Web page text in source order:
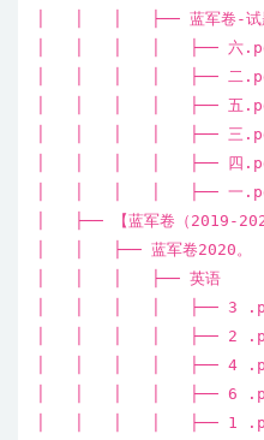
│ │ │ ├── 蓝军卷-试题
│ │ │ │ ├── 六
│ │ │ │ ├── 二
│ │ │ │ ├── 五
│ │ │ │ ├── 三
│ │ │ │ ├── 四
│ │ │ │ ├── 一
│ ├── 【蓝军卷（2019-
│ │ ├── 蓝军卷2020。
│ │ │ ├── 英语
│ │ │ │ ├── 3
│ │ │ │ ├── 2
│ │ │ │ ├── 4
│ │ │ │ ├── 6
│ │ │ │ ├── 1